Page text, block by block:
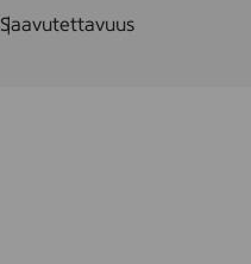
Saavutettavuus